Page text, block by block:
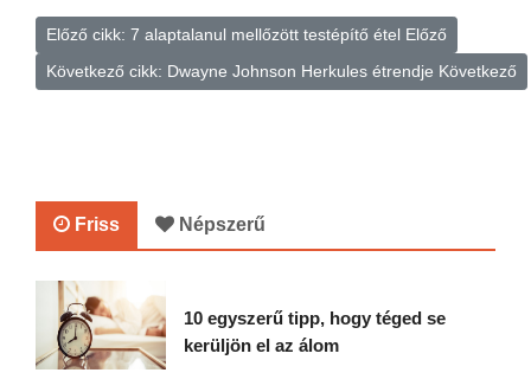
Előző cikk: 7 alaptalanul mellőzött testépítő étel Előző
Következő cikk: Dwayne Johnson Herkules étrendje Következő
Friss Népszerű
10 egyszerű tipp, hogy téged se
kerüljön el az álom